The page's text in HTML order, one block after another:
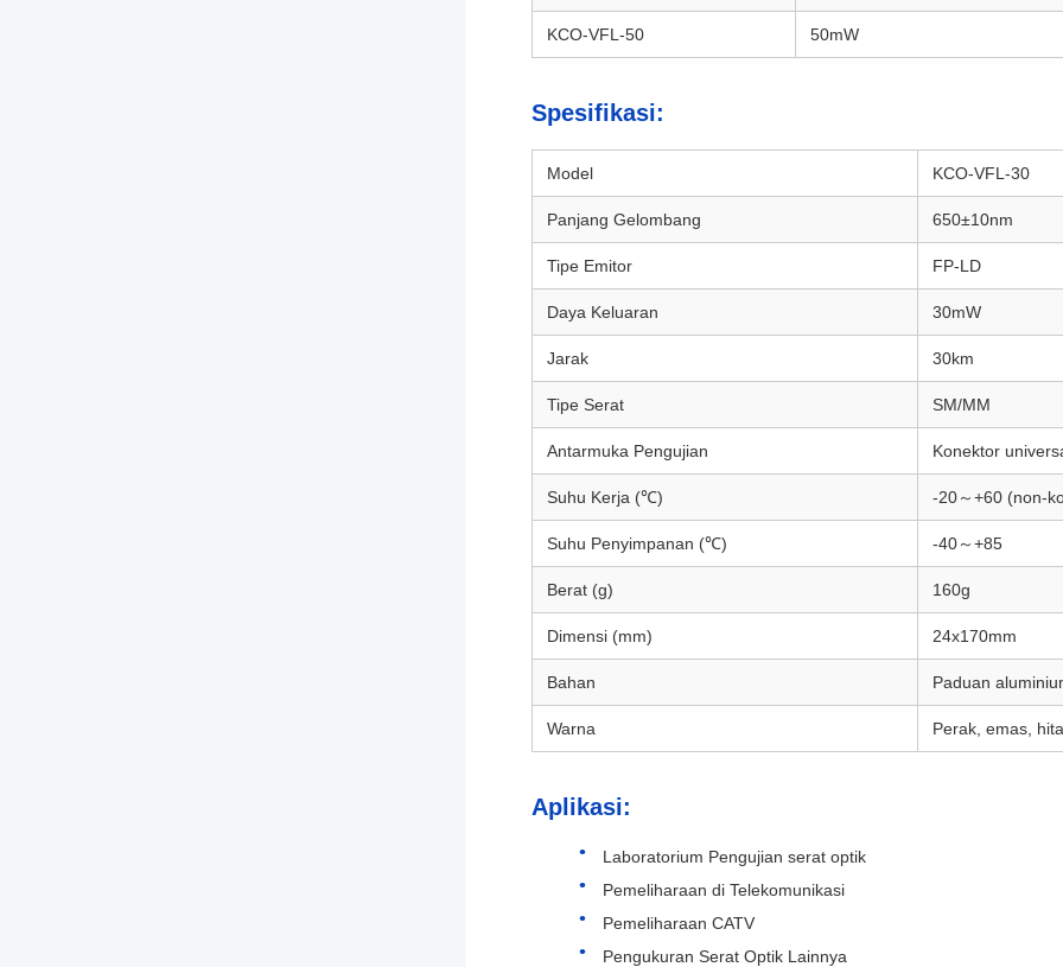
KCO-VFL-50 50mW
Spesifikasi:
Model KCO-VFL-30
Panjang Gelombang 650±10nm
Tipe Emitor FP-LD
Daya Keluaran 30mW
Jarak 30km
Tipe Serat SM/MM
Antarmuka Pengujian Konektor
Suhu Kerja (℃) -20～+60 (non-
Suhu Penyimpanan (℃) -40～+85
Berat (g) 160g
Dimensi (mm) 24x170mm
Bahan Paduan
Warna Perak, emas,
Aplikasi:
Laboratorium Pengujian serat optik
Pemeliharaan di Telekomunikasi
Pemeliharaan CATV
Pengukuran Serat Optik Lainnya